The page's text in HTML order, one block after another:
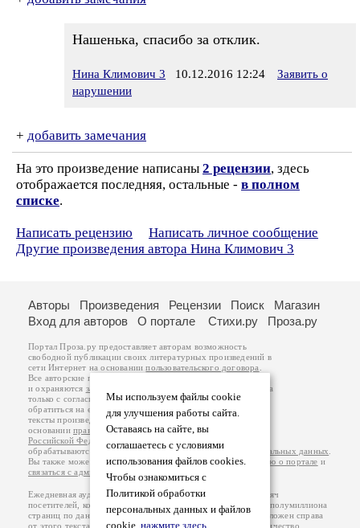
Нашенька, спасибо за отклик.
Нина Климович 3 10.12.2016 12:24
Заявить о
нарушении
+ добавить замечания
На это произведение написаны 2 рецензии, здесь
отображается последняя, остальные - в полном
списке.
Написать рецензию
Написать личное сообщение
Другие произведения автора Нина Климович 3
Мы используем файлы cookie
для улучшения работы сайта.
Оставаясь на сайте, вы
соглашаетесь с условиями
использования файлов cookies.
Чтобы ознакомиться с
Политикой обработки
персональных данных и файлов
cookie, нажмите здесь
Авторы Произведения Рецензии Поиск
Магазин
Вход для авторов
О портале Стихи.ру Проза.ру
Портал Проза.ру предоставляет авторам возможность
свободной публикации своих литературных произведений в
сети Интернет на основаниипользовательского договора
Все авторские права на произведения принадлежат авторам
и охраняются законом
. Перепечатка произведений возможна
только с согласия его автора, к которому вы можете
обратиться на его авторской странице. Ответственность за
тексты произведений авторы несут самостоятельно на
основанииправил публикацииизаконодательства
Российской Федерации
обрабатываются на основанииПолитики обработки персональных данных
Вы также можете посмотреть более подробнуюинформацию о портале и
связаться с администрацией
Ежедневная аудитория портала Проза.ру – порядка 100 тысяч
посетителей, которые в общей сумме просматривают более полумиллиона
страниц по данным счетчика посещаемости, который расположен справа
от этого текста. В каждой графе указано по две цифры: количество